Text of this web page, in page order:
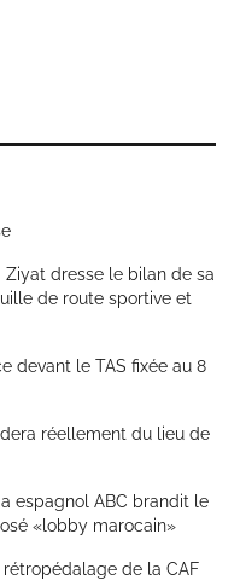
Ziyat dresse le bilan de sa
de route sportive et
devant le TAS fixée au 8
réellement du lieu de
espagnol ABC brandit le
«lobby marocain»
de la CAF